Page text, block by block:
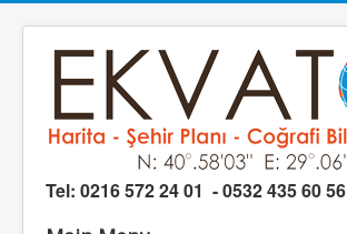
Tel: 0216 572 24 01 - 0532 435 60 56